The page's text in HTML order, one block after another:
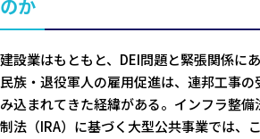
のか
建設業はもともと、DEI問題と緊張関係に
民族・退役軍人の雇用促進は、連邦工事
み込まれてきた経緯がある。インフラ整
制法（IRA）に基づく大型公共事業では、